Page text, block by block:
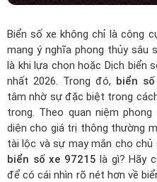
Biển số xe không chỉ là công
mang ý nghĩa phong thủy sâu
là khi lựa chọn hoặcDịch biển
nhất 2026. Trong đó, biển
tâm nhờ sự đặc biệt trong
trong. Theo quan niệm
diện cho giá trị thông thường
tài lộc và sự may mắn cho
biển số xe 97215 là gì? Hãy
để có cái nhìn rõ nét hơn về